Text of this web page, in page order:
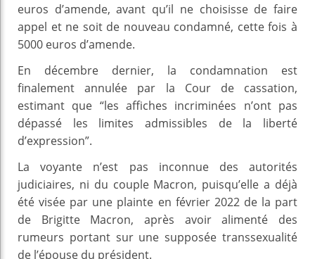
euros d’amende, avant qu’il ne choisisse de faire
appel et ne soit de nouveau condamné, cette fois à
5000 euros d’amende.
En décembre dernier, la condamnation est
finalement annulée par la Cour de cassation,
estimant que “les affiches incriminées n’ont pas
dépassé les limites admissibles de la liberté
d’expression”.
La voyante n’est pas inconnue des autorités
judiciaires, ni du couple Macron, puisqu’elle a déjà
été visée par une plainte en février 2022 de la part
de Brigitte Macron, après avoir alimenté des
rumeurs portant sur une supposée transsexualité
de l’épouse du président.